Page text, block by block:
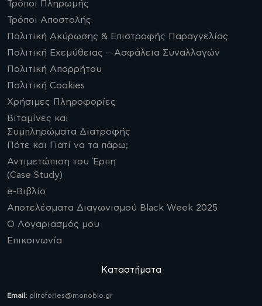
Τρόποι Πληρωμής
Τρόποι Αποστολής
Πολιτική Ακύρωσης & Επιστροφής Παραγγελίας
Πολιτική Εχεμύθειας – Ασφάλεια Συναλλαγών
Πολιτική Απορρήτου
Πολιτική Cookies
Χρήσιμες Πληροφορίες
Βιταμίνες και
Συμπληρώματα Διατροφής
Πότε και Γιατί να τα πάρω;
Αντιμετώπιση του Έρπη
(Case Study)
e-Βιβλίο
Αποτελέσματα Διαγωνισμού Black Week 2025
Ο Λογαριασμός μου
Επικοινωνία
Καταστήματα
Email: plirofories@monobio.gr